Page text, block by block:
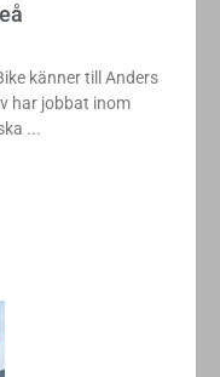
känner till Anders
har jobbat inom